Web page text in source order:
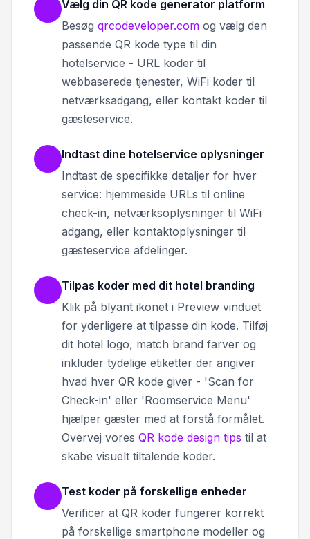
Vælg din QR kode generator platform
Besøg qrcodeveloper.com og vælg den
passende QR kode type til din
hotelservice - URL koder til
webbaserede tjenester, WiFi koder til
netværksadgang, eller kontakt koder til
gæsteservice.
Indtast dine hotelservice oplysninger
Indtast de specifikke detaljer for hver
service: hjemmeside URLs til online
check-in, netværksoplysninger til WiFi
adgang, eller kontaktoplysninger til
gæsteservice afdelinger.
Tilpas koder med dit hotel branding
Klik på blyant ikonet i Preview vinduet
for yderligere at tilpasse din kode. Tilføj
dit hotel logo, match brand farver og
inkluder tydelige etiketter der angiver
hvad hver QR kode giver - 'Scan for
Check-in' eller 'Roomservice Menu'
hjælper gæster med at forstå formålet.
Overvej vores QR kode design tips til at
skabe visuelt tiltalende koder.
Test koder på forskellige enheder
Verificer at QR koder fungerer korrekt
på forskellige smartphone modeller og